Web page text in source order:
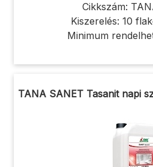
Cikkszám:
Kiszerelés: 10
Minimum
TANA SANET Tasanit napi